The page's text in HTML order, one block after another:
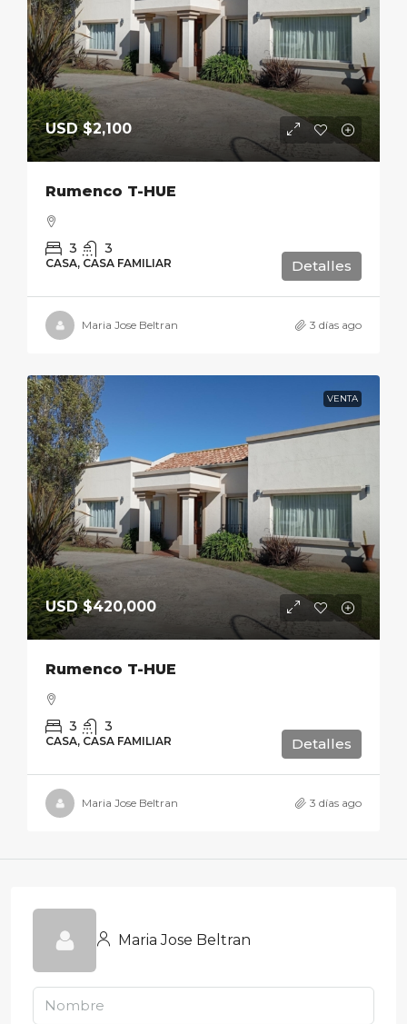
USD$2,100
Rumenco T-HUE
3 3
CASA, CASA FAMILIAR Detalles
Maria Jose Beltran 3 días ago
VENTA
USD$420,000
Rumenco T-HUE
3 3
CASA, CASA FAMILIAR Detalles
Maria Jose Beltran 3 días ago
Maria Jose Beltran